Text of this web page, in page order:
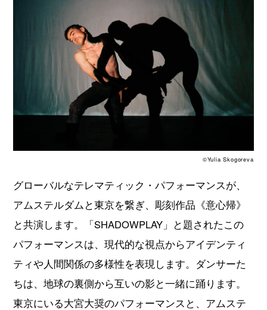
©Yulia Skogoreva
グローバルなテレマティック・パフォーマンスが、
アムステルダムと東京を繋ぎ、彫刻作品《意心帰》
と共演します。「SHADOWPLAY」と題されたこの
パフォーマンスは、現代的な視点からアイデンティ
ティや人間関係の多様性を表現します。ダンサーた
ちは、地球の裏側から互いの影と一緒に踊ります。
東京にいる大宮大奨のパフォーマンスと、アムステ